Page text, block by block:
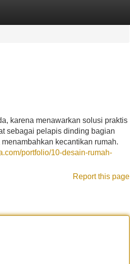
karena menawarkan solusi praktis
sebagai pelapis dinding bagian
kecantikan rumah.
portfolio/10-desain-rumah-
Report this page